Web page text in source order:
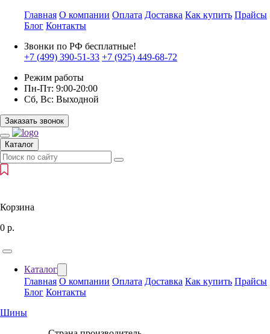
Главная О компании Оплата Доставка Как купить Прайсы
Блог Контакты
Звонки по РФ бесплатные!
+7 (499) 390-51-33 +7 (925) 449-68-72
Режим работы
Пн-Пт: 9:00-20:00
Сб, Вс: Выходной
Заказать звонок
Каталог
Корзина
0 р.
Каталог
Главная О компании Оплата Доставка Как купить Прайсы
Блог Контакты
Шины